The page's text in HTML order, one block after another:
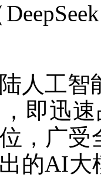
人工智
即迅
，广
的AI